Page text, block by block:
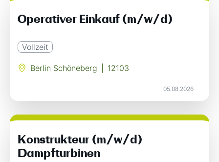
Operativer Einkauf (m/w/d)
Vollzeit
Berlin Schöneberg 12103
05.08.2026
Konstrukteur (m/w/d)
Dampfturbinen